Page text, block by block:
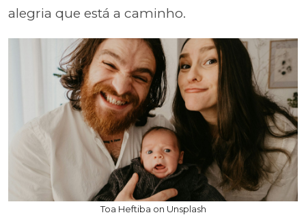
alegria que está a caminho.
Toa Heftiba on Unsplash